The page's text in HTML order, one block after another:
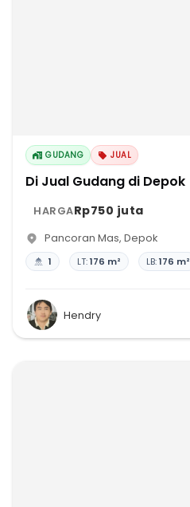
GUDANG JUAL
Di Jual Gudang di Depok
HARGARp750 juta
Pancoran Mas, Depok
1 LT:176 m² LB:176 m²
Hendry